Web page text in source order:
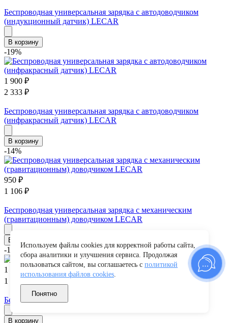
Беспроводная универсальная зарядка с автодоводчиком
(индукционный датчик) LECAR
В корзину
-19%
1 900 ₽
2 333 ₽
Беспроводная универсальная зарядка с автодоводчиком
(инфракрасный датчик) LECAR
В корзину
-14%
950 ₽
1 106 ₽
Беспроводная универсальная зарядка с механическим
(гравитационным) доводчиком LECAR
В корзину
-14%
1 280₽
1 485
Беспроводное зарядное устройство 10 Вт LECAR
В корзину
Используем файлы cookies для корректной работы сайта,
сбора аналитики и улучшения сервиса. Продолжая
пользоваться сайтом, вы соглашаетесь с политикой
использования файлов cookies.
Понятно